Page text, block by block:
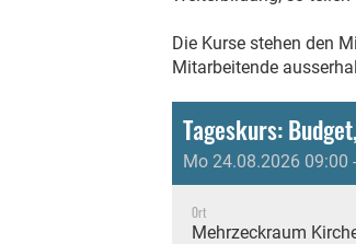
Die Kurse stehen den
Mitarbeitende
Mo 24.08.2026 09:00
Ort
Mehrzeckraum